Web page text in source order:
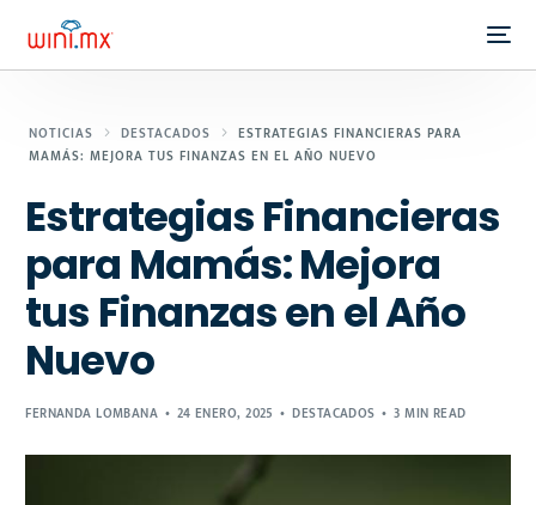
NOTICIAS DESTACADOS
ESTRATEGIAS FINANCIERAS PARA
MAMÁS: MEJORA TUS FINANZAS EN EL AÑO NUEVO
Estrategias Financieras
para Mamás: Mejora
tus Finanzas en el Año
Nuevo
FERNANDA LOMBANA 24 ENERO, 2025 DESTACADOS 3 MIN READ